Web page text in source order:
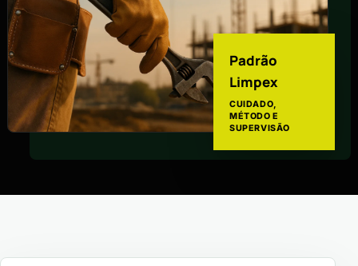
Padrão
Limpex
CUIDADO,
MÉTODO E
SUPERVISÃO